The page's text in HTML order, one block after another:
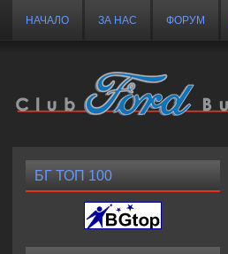
НАЧАЛО ЗА НАС ФОРУМ
БГ ТОП 100